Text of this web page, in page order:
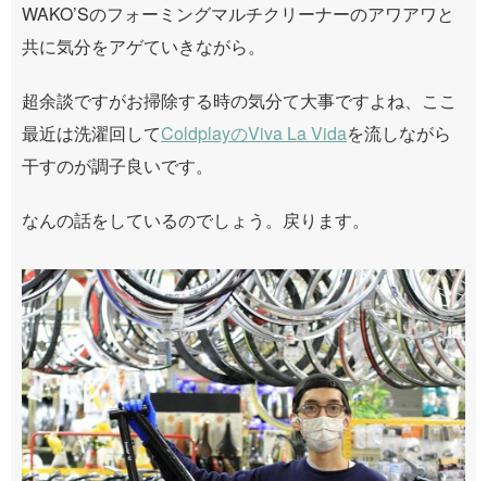
WAKO’Sのフォーミングマルチクリーナーのアワアワと
共に気分をアゲていきながら。
超余談ですがお掃除する時の気分て大事ですよね、ここ
最近は洗濯回してColdplayのViva La Vidaを流しながら
干すのが調子良いです。
なんの話をしているのでしょう。戻ります。